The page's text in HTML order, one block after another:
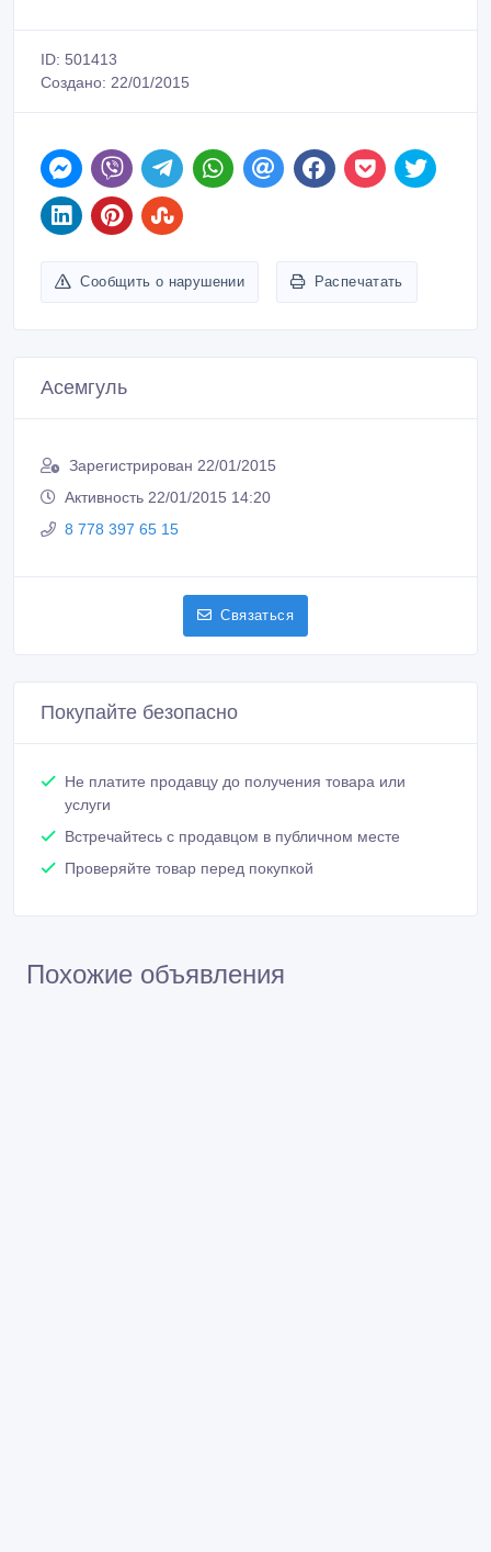
ID: 501413
Создано: 22/01/2015
Сообщить о нарушении Распечатать
Асемгуль
Зарегистрирован 22/01/2015
Активность 22/01/2015 14:20
8 778 397 65 15
Связаться
Покупайте безопасно
Не платите продавцу до получения товара или
услуги
Встречайтесь с продавцом в публичном месте
Проверяйте товар перед покупкой
Похожие объявления